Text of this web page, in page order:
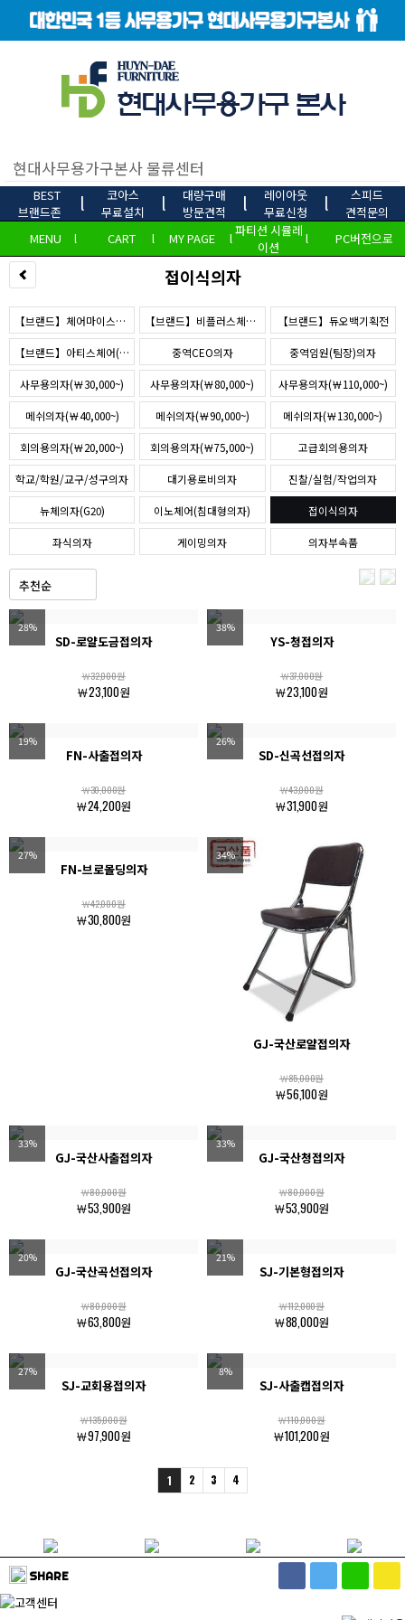
BEST
브랜드존
l
코아스
무료설치
l
대량구매
방문견적
l
레이아웃
무료신청
l
스피드
견적문의
MENU
l CART l MY PAGE l파티션 시뮬레
이션
l PC버전으로
접이식의자
【브랜드】체어마이스터(해외수출) 【브랜드】비플러스체어(b+) 【브랜드】듀오백기획전
【브랜드】아티스체어(JC) 중역CEO의자 중역임원(팀장)의자
사무용의자(￦30,000~) 사무용의자(￦80,000~) 사무용의자(￦110,000~)
메쉬의자(￦40,000~) 메쉬의자(￦90,000~) 메쉬의자(￦130,000~)
회의용의자(￦20,000~) 회의용의자(￦75,000~) 고급회의용의자
학교/학원/교구/성구의자 대기용로비의자 진찰/실험/작업의자
뉴체의자(G20) 이노체어(침대형의자) 접이식의자
좌식의자 게이밍의자 의자부속품
28%
SD-로얄도금접의자
￦32,000원
￦23,100원
38%
YS-청접의자
￦37,000원
￦23,100원
19%
FN-사출접의자
￦30,000원
￦24,200원
26%
SD-신곡선접의자
￦43,000원
￦31,900원
27%
FN-브로몰딩의자
￦42,000원
￦30,800원
34%
GJ-국산로얄접의자
￦85,000원
￦56,100원
33%
GJ-국산사출접의자
￦80,000원
￦53,900원
33%
GJ-국산청접의자
￦80,000원
￦53,900원
20%
GJ-국산곡선접의자
￦80,000원
￦63,800원
21%
SJ-기본형접의자
￦112,000원
￦88,000원
27%
SJ-교회용접의자
￦135,000원
￦97,900원
8%
SJ-사출캡접의자
￦110,000원
￦101,200원
1 2 3 4
SHARE